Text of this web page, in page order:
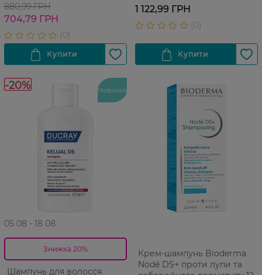
880,99 ГРН
704,79 ГРН
1 122,99 ГРН
-20% Новинка
05 08 - 18 08
Знижка 20%
Шампунь для волосся
Крем-шампунь Bioderma
Nodé DS+ проти лупи та